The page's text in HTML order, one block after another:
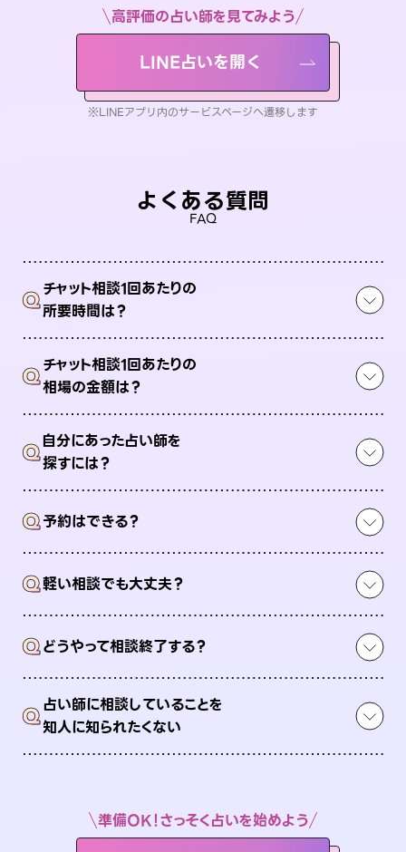
高評価の占い師を見てみよう
LINE占いを開く
※LINEアプリ内のサービスページへ遷移します
よくある質問
FAQ
Qチャット相談1回あたりの
所要時間は？
Qチャット相談1回あたりの
相場の金額は？
Q自分にあった占い師を
探すには？
Q予約はできる？
Q軽い相談でも大丈夫？
Qどうやって相談終了する？
Q占い師に相談していることを
知人に知られたくない
準備OK！さっそく占いを始めよう